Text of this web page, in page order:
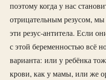
поэтому когда у нас
отрицательным резусом,
эти резус-антитела. Если
с этой беременностью всё
варианта: или у ребёнка
крови, как у мамы, или же